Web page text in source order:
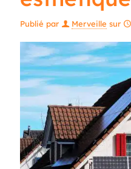
Publié par Merveille sur